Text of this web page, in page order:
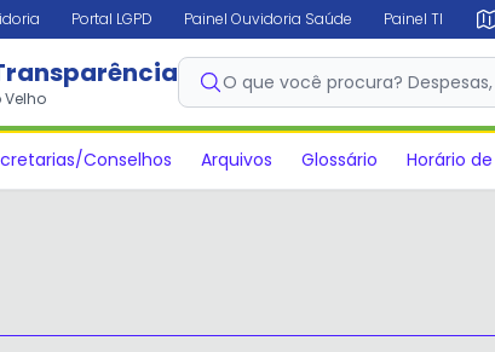
Portal LGPD Painel Ouvidoria Saúde Painel TI
Velho
O que você procura?
Conselhos Arquivos Glossário Horário
✕